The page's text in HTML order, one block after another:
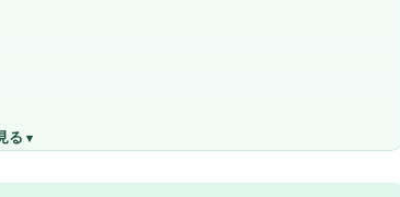
新ランキング
る